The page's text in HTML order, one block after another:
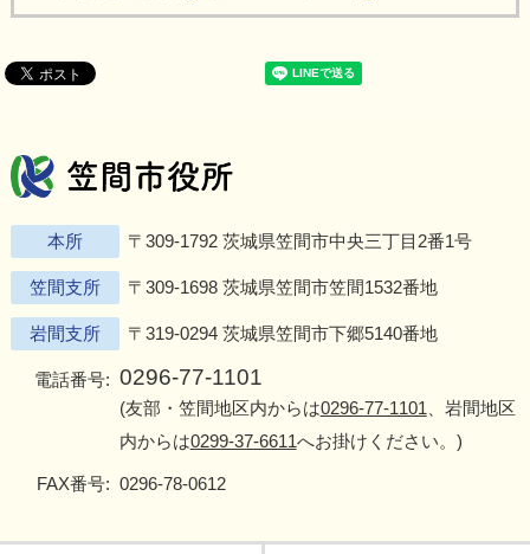
本所 〒309-1792 茨城県笠間市中央三丁目2番1号
笠間支所 〒309-1698 茨城県笠間市笠間1532番地
岩間支所 〒319-0294 茨城県笠間市下郷5140番地
電話番号: 0296-77-1101
(友部・笠間地区内からは0296-77-1101 、岩間地区
内からは0299-37-6611へお掛けください。)
FAX番号: 0296-78-0612